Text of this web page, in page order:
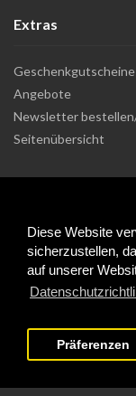
Diese Website
sicherzustellen,
auf unserer
Präferenzen
Extras
Geschenkgutscheine
Angebote
Newsletter
Seitenübersicht
Powered by Dupuis